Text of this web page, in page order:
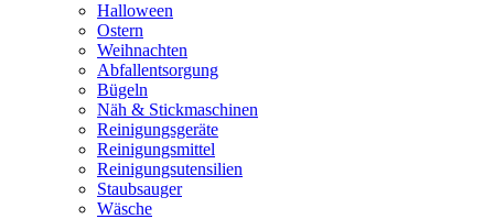
Halloween
Ostern
Weihnachten
Abfallentsorgung
Bügeln
Näh & Stickmaschinen
Reinigungsgeräte
Reinigungsmittel
Reinigungsutensilien
Staubsauger
Wäsche